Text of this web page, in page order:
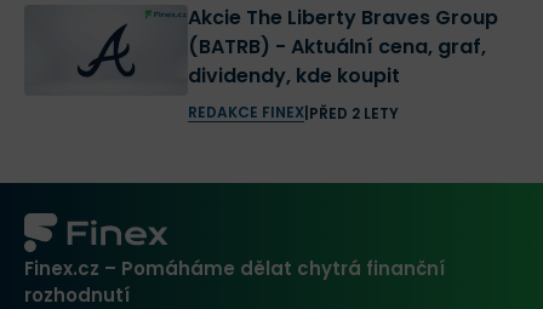
Akcie The Liberty Braves Group
(BATRB) - Aktuální cena, graf,
dividendy, kde koupit
REDAKCE FINEX| PŘED 2 LETY
Finex.cz – Pomáháme dělat chytrá finanční
rozhodnutí